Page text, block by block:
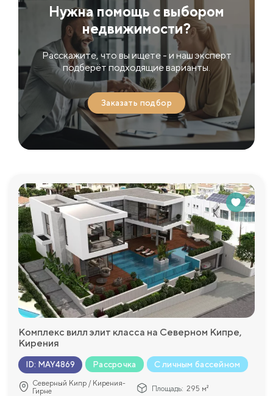
Нужна помощь с выбором
недвижимости?
Расскажите, что вы ищете - и наш эксперт
подберёт подходящие варианты.
Заказать подбор
Комплекс вилл элит класса на Северном Кипре,
Кирения
ID: MAY4869 Рассрочка С личным бассейном
Северный Кипр / Кирения-
Гирне
Площадь: 295 м²